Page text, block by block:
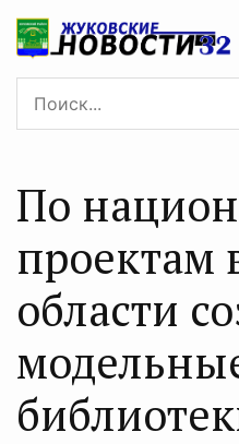
По
проектам
области